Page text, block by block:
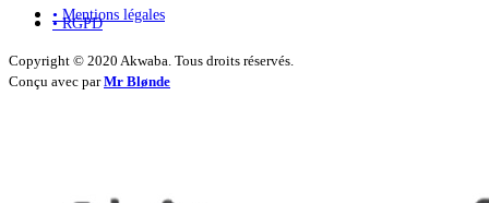
• Mentions légales
• RGPD
Copyright © 2020 Akwaba. Tous droits réservés.
Conçu avec parMr Blønde